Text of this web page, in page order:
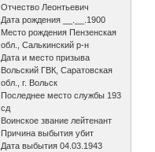
Отчество Леонтьевич
Дата рождения __.__.1900
Место рождения Пензенская
обл., Салькинский р-н
Дата и место призыва
Вольский ГВК, Саратовская
обл., г. Вольск
Последнее место службы 193
сд
Воинское звание лейтенант
Причина выбытия убит
Дата выбытия 04.03.1943